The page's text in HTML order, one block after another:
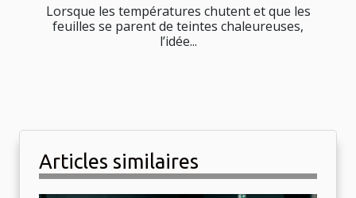
Lorsque les températures chutent et que les
feuilles se parent de teintes chaleureuses,
l’idée...
Articles similaires